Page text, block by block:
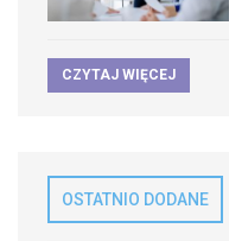
CZYTAJ WIĘCEJ
OSTATNIO DODANE